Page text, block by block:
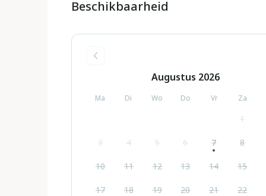
Beschikbaarheid
Augustus 2026
Ma Di Wo Do Vr Za
1
3 4 5 6 7 8
10 11 12 13 14 15
17 18 19 20 21 22